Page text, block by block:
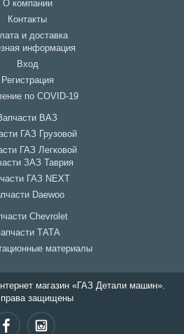
О компании
Контакты
и доставка
информация
Вход
Регистрация
по COVID-19
ВАЗ
ГАЗ Грузовой
ГАЗ Легковой
ЗАЗ Таврия
ГАЗ NEXT
Daewoo
Chevrolet
ТАТА
материалы
магазин «ГАЗ Детали машин».
защищены